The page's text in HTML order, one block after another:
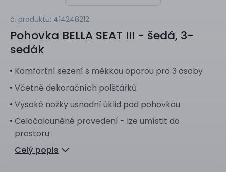
č. produktu: 414248212
Pohovka BELLA SEAT III - šedá, 3-
sedák
Komfortní sezení s měkkou oporou pro 3 osoby
Včetně dekoračních polštářků
Vysoké nožky usnadní úklid pod pohovkou
Celočalouněné provedení - lze umístit do
prostoru
Celý popis